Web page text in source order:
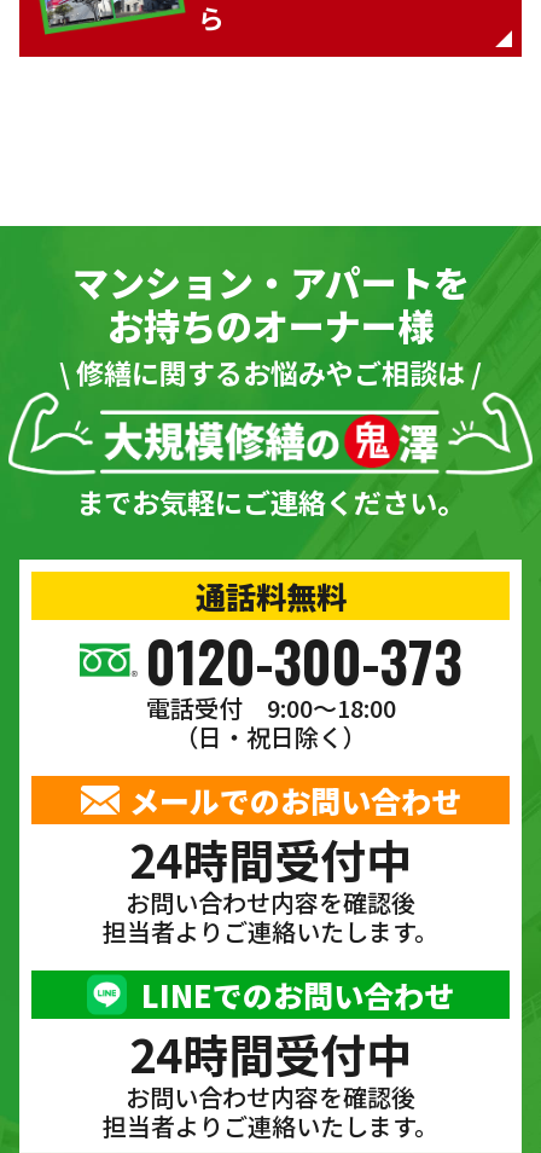
ら
マンション・アパートを
お持ちのオーナー様
\ 修繕に関するお悩みやご相談は /
までお気軽にご連絡ください。
通話料無料
0120-300-373
電話受付 9:00〜18:00
（日・祝日除く）
メールでのお問い合わせ
24時間受付中
お問い合わせ内容を確認後
担当者よりご連絡いたします。
LINEでのお問い合わせ
24時間受付中
お問い合わせ内容を確認後
担当者よりご連絡いたします。